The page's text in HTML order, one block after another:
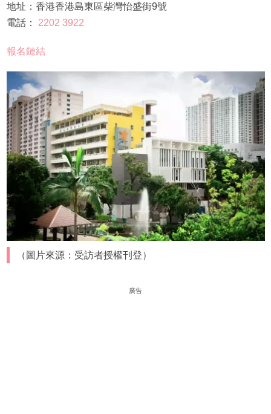
地址：香港香港島東區柴灣怡盛街9號
電話： 2202 3922
報名鏈結
（圖片來源：受訪者授權刊登）
廣告